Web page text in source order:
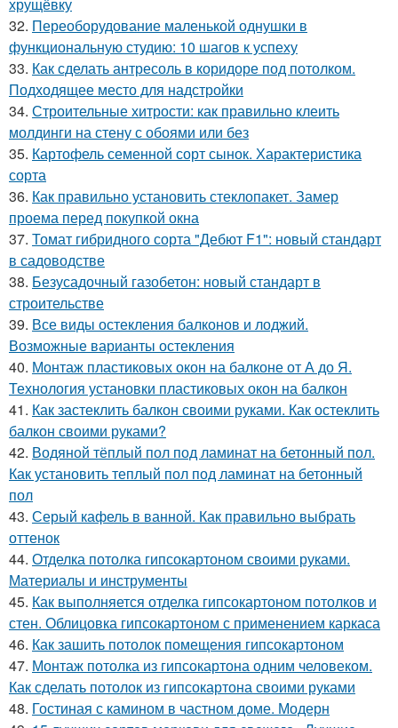
32. Переоборудование маленькой однушки в
функциональную студию: 10 шагов к успеху
33. Как сделать антресоль в коридоре под потолком.
Подходящее место для надстройки
34. Строительные хитрости: как правильно клеить
молдинги на стену с обоями или без
35. Картофель семенной сорт сынок. Характеристика
сорта
36. Как правильно установить стеклопакет. Замер
проема перед покупкой окна
37. Томат гибридного сорта "Дебют F1": новый стандарт
в садоводстве
38. Безусадочный газобетон: новый стандарт в
строительстве
39. Все виды остекления балконов и лоджий.
Возможные варианты остекления
40. Монтаж пластиковых окон на балконе от А до Я.
Технология установки пластиковых окон на балкон
41. Как застеклить балкон своими руками. Как остеклить
балкон своими руками?
42. Водяной тёплый пол под ламинат на бетонный пол.
Как установить теплый пол под ламинат на бетонный
пол
43. Серый кафель в ванной. Как правильно выбрать
оттенок
44. Отделка потолка гипсокартоном своими руками.
Материалы и инструменты
45. Как выполняется отделка гипсокартоном потолков и
стен. Облицовка гипсокартоном с применением каркаса
46. Как зашить потолок помещения гипсокартоном
47. Монтаж потолка из гипсокартона одним человеком.
Как сделать потолок из гипсокартона своими руками
48. Гостиная с камином в частном доме. Модерн